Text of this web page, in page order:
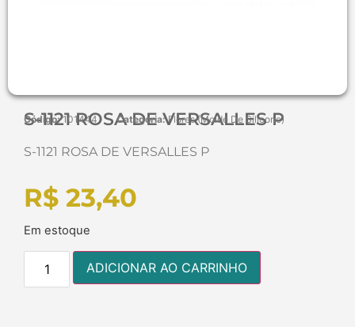
S-1121 ROSA DE VERSALLES P
Código:101444 Categoria: Flores (Molde De Silicone)
S-1121 ROSA DE VERSALLES P
R$ 23,40
Em estoque
ADICIONAR AO CARRINHO